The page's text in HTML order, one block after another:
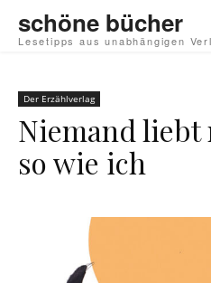
schöne bücher
Lesetipps aus unabhängigen
Der Erzählverlag
Niemand liebt
so wie ich